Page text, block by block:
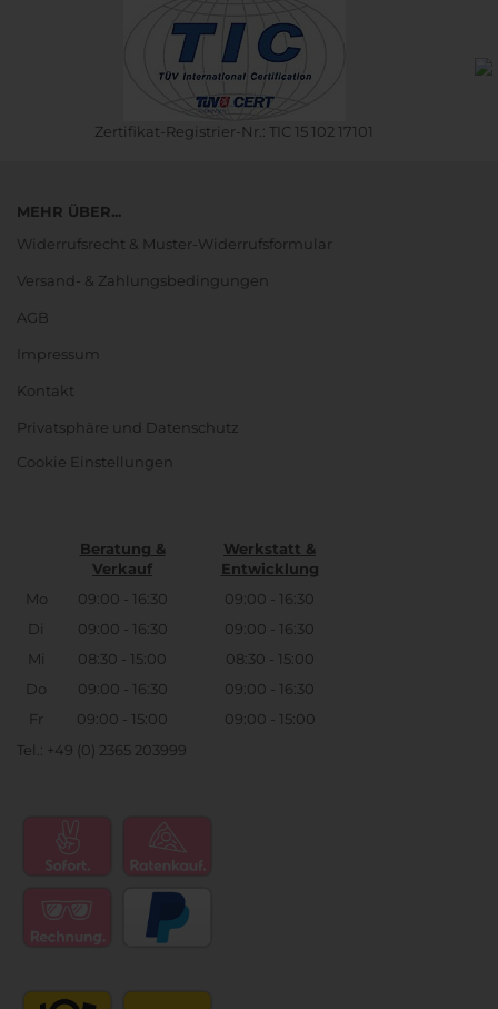
Zertifikat-Registrier-Nr.: TIC 15 102 17101
MEHR ÜBER...
Widerrufsrecht & Muster-Widerrufsformular
Versand- & Zahlungsbedingungen
AGB
Impressum
Kontakt
Privatsphäre und Datenschutz
Cookie Einstellungen
Beratung &
Verkauf
Werkstatt &
Entwicklung
Mo
09:00 - 16:30
09:00 - 16:30
Di
09:00 - 16:30
09:00 - 16:30
Mi
08:30 - 15:00
08:30 - 15:00
Do
09:00 - 16:30
09:00 - 16:30
Fr
09:00 - 15:00
09:00 - 15:00
Tel.: +49 (0) 2365 203999